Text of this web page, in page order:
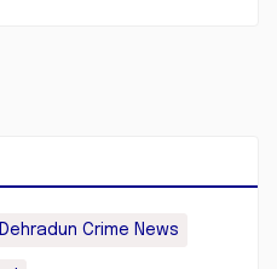
Dehradun Crime News